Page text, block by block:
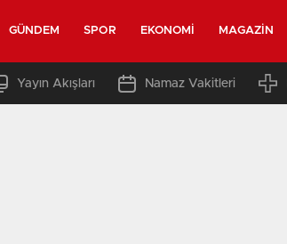
GÜNDEM SPOR EKONOMI MAGAZIN
Yayın Akışları Namaz Vakitleri